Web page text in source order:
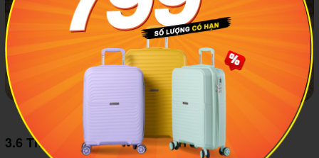
Tháp Cừu phía đằng xa
3.6 Tham quan cánh đồng lúa